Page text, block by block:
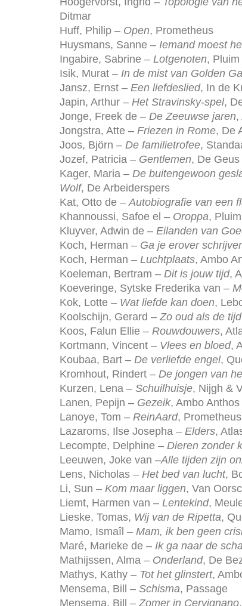
Ditmar
Huff, Philip – Open, Prometheus
Huysmans, Sanne – Iemand moest
Ingabire, Sabrine – Lotgenoten, Pluim
Isik, Murat – In de mist van Golden
Jansz, Ernst – Een liefdeslied, In de
Japin, Arthur – Het Stravinsky-spel,
Jonge, Freek de – De Zeeuwse jaren,
Jongstra, Atte – Friezen in Rome, De
Joos, Björn – De familietrofee,
Jozef, Patricia – Gentlemen, De Geus
Kager, Maria – De buitengewoon
Wolf, De Arbeiderspers
Kat, Otto de – Autobiografie van een
Khannoussi, Safoe el – Oroppa, Pluim
Kluyver, Adwin de – Eilanden van
Koch, Herman – Ga je erover
Koch, Herman – Luchtplaats, Ambo
Koeleman, Bertram – Dit is jouw tijd,
Koeveringe, Sytske Frederika van –
Kok, Lotte – Wat liefde kan doen,
Koolschijn, Gerard – Zo oud als de tijd
Koos, Falun Ellie – Rouwdouwers,
Kortmann, Vincent – Vlees en bloed,
Koubaa, Bart – De verliefde engel,
Kromhout, Rindert – De jongen van
Kurzen, Lena – Schuilhuisje, Nijgh &
Lanen, Pepijn – Gezeik, Ambo Anthos
Lanoye, Tom – ReinAard, Prometheus
Lazaroms, Ilse Josepha – Elders,
Lecompte, Delphine – Dieren zonder
Leeuwen, Joke van –Alle tijden zijn
Lens, Nicholas – Het bed van lucht,
Li, Sun – Kom maar liggen, Van
Liemt, Harmen van – Lentekind,
Lieske, Tomas, Wij van de Ripetta,
Mamo, Ismaîl – Mam, ik ben geen
Maré, Marieke de – Ik ga naar de
Mathijssen, Alma – Onderland, De
Mathys, Kathy – Tot het glinstert,
Mensema, Bill – Schisma, Passage
Mensema, Bill – Zomer in Cervignano